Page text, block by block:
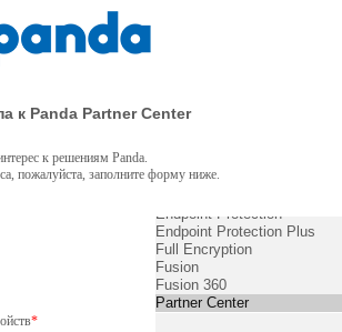
к Panda Partner Center
к решениям Panda.
пожалуйста, заполните форму ниже.
*